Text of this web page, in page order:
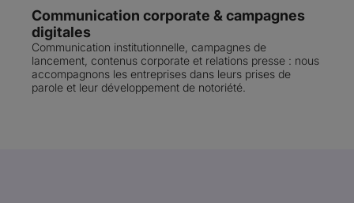
Communication corporate & campagnes
digitales
Communication institutionnelle, campagnes de
lancement, contenus corporate et relations presse : nous
accompagnons les entreprises dans leurs prises de
parole et leur développement de notoriété.